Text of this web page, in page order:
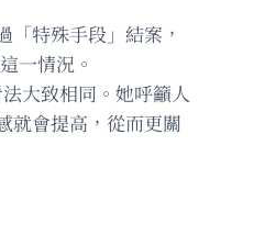
特殊手段」結案，
一情況。
大致相同。她呼籲人
就會提高，從而更關